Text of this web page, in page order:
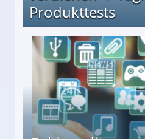
Produkttests
↻ Täglich neue Produkttests